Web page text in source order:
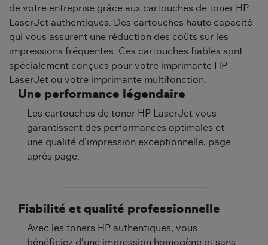
de votre entreprise grâce aux cartouches de toner HP
LaserJet authentiques. Des cartouches haute capacité
qui vous assurent une réduction des coûts sur les
impressions fréquentes. Ces cartouches fiables sont
spécialement conçues pour votre imprimante HP
LaserJet ou votre imprimante multifonction.
Une performance légendaire
Les cartouches de toner HP LaserJet vous
garantissent des performances optimales et
une qualité d’impression exceptionnelle, page
après page.
Fiabilité et qualité professionnelle
Avec les toners HP authentiques, vous
bénéficiez d’une impression homogène et sans